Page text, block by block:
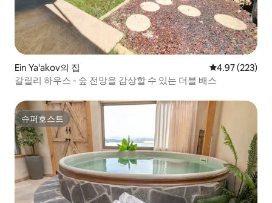
Ein Ya'akov의 집 평점 4.97점(5
4.97 (223)
갈릴리 하우스 - 숲 전망을 감상할 수 있는 더블 배스
슈퍼호스트
슈퍼호스트